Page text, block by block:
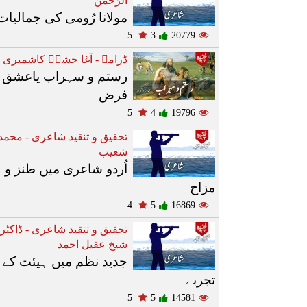
مولانا رُومی کی
20779
3
5
ڈرامے - آغا حشرؔ کاشمیری
رستم و سہراب یاعشق
فرض
19796
4
5
تحقیق و تنقید شاعری -
شعیب
اُردو شاعری میں طنز و
مزاح
16869
5
4
تحقیق و تنقید شاعری - ڈاکٹر
شیخ عقیل احمد
جدید نظم میں ہیئت کے
تجربے
14581
5
5